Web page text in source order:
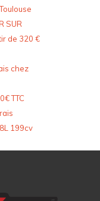
SUR
de 320 €
chez
TTC
199cv